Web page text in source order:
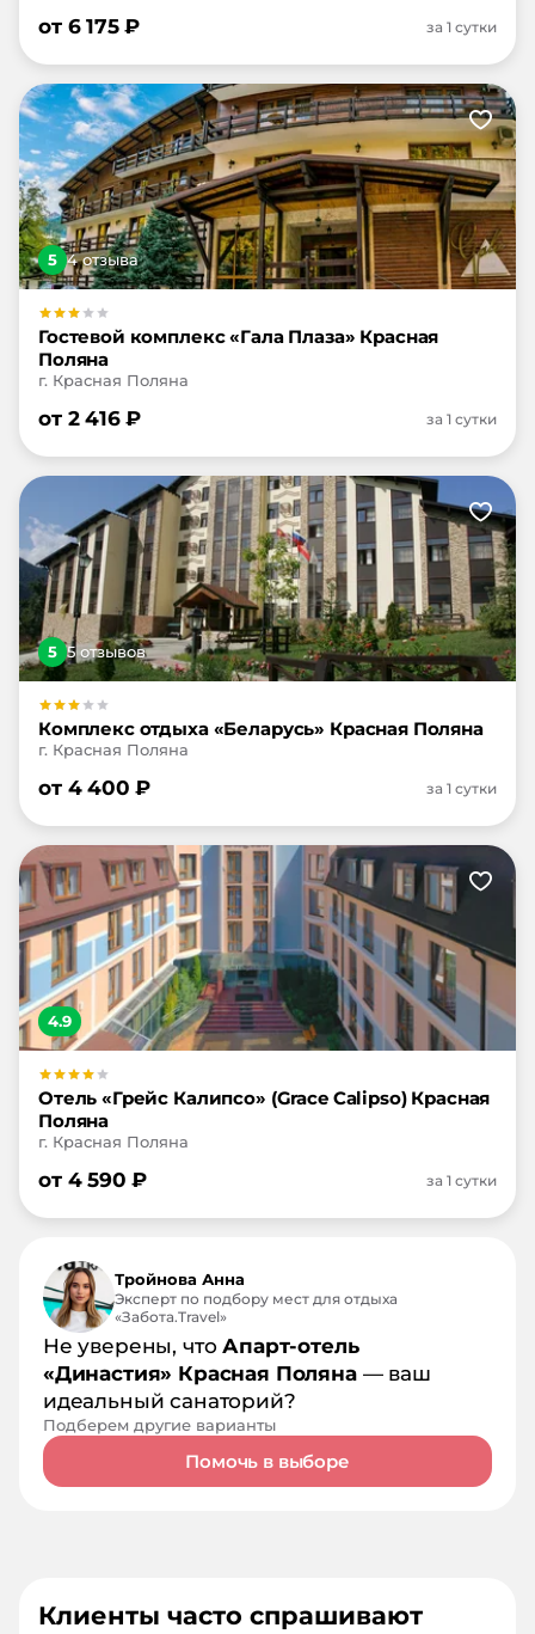
от 6 175₽ за 1 сутки
5 4отзыва
Гостевой комплекс «Гала Плаза» Красная
Поляна
г. Красная Поляна
от 2 416₽ за 1 сутки
5 5отзывов
Комплекс отдыха «Беларусь» Красная Поляна
г. Красная Поляна
от 4 400 ₽ за 1 сутки
4.9
Отель «Грейс Калипсо» (Grace Calipso) Красная
Поляна
г. Красная Поляна
от 4 590 ₽ за 1 сутки
Тройнова Анна
Эксперт по подбору мест для отдыха
«Забота.Travel»
Не уверены, чтоАпарт-отель
«Династия» Красная Поляна— ваш
идеальный санаторий?
Подберем другие варианты
Помочь в выборе
Клиенты часто спрашивают